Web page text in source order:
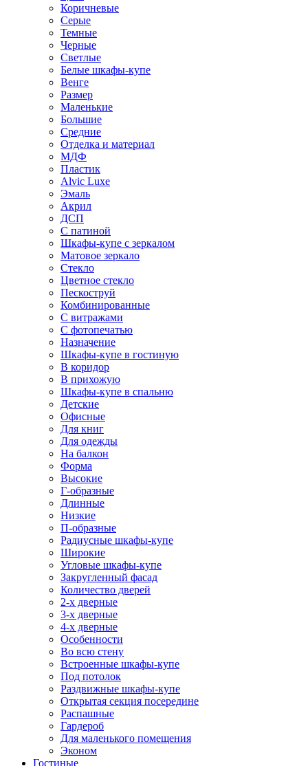
Коричневые
Серые
Темные
Черные
Светлые
Белые шкафы-купе
Венге
Размер
Маленькие
Большие
Средние
Отделка и материал
МДФ
Пластик
Alvic Luxe
Эмаль
Акрил
ДСП
С патиной
Шкафы-купе с зеркалом
Матовое зеркало
Стекло
Цветное стекло
Пескоструй
Комбинированные
С витражами
С фотопечатью
Назначение
Шкафы-купе в гостиную
В коридор
В прихожую
Шкафы-купе в спальню
Детские
Офисные
Для книг
Для одежды
На балкон
Форма
Высокие
Г-образные
Длинные
Низкие
П-образные
Радиусные шкафы-купе
Широкие
Угловые шкафы-купе
Закругленный фасад
Количество дверей
2-х дверные
3-х дверные
4-х дверные
Особенности
Во всю стену
Встроенные шкафы-купе
Под потолок
Раздвижные шкафы-купе
Открытая секция посередине
Распашные
Гардероб
Для маленького помещения
Эконом
Гостиные